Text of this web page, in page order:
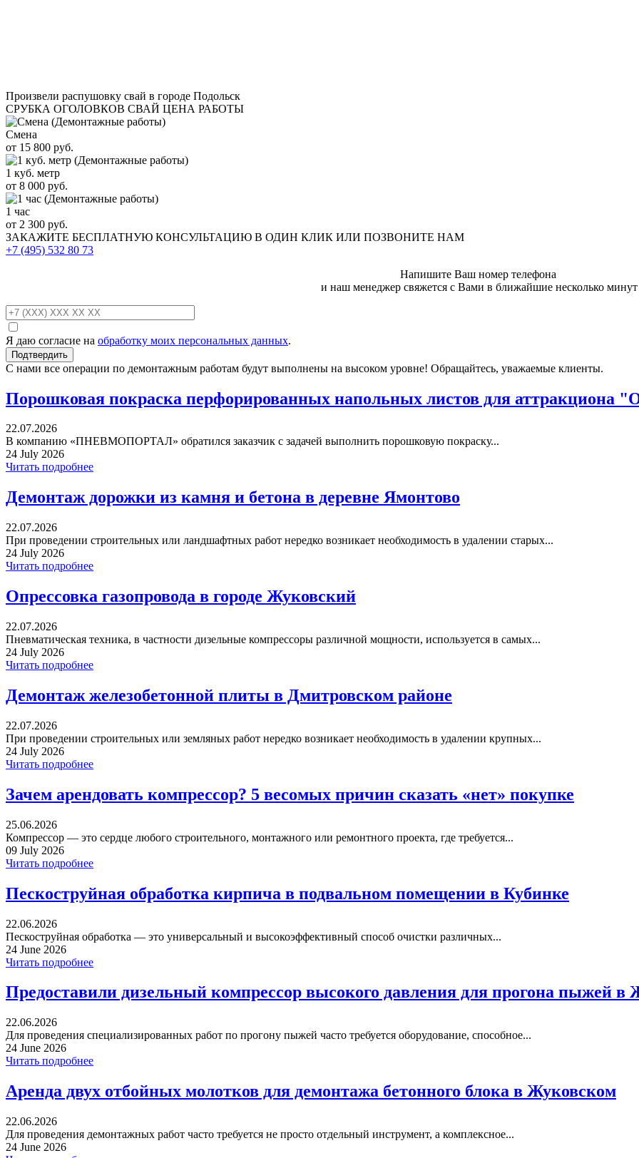
Произвели распушовку свай в городе Подольск
СРУБКА ОГОЛОВКОВ СВАЙ ЦЕНА РАБОТЫ
Смена
от 15 800 руб.
1 куб. метр
от 8 000 руб.
1 час
от 2 300 руб.
ЗАКАЖИТЕ БЕСПЛАТНУЮ КОНСУЛЬТАЦИЮ В ОДИН КЛИК ИЛИ ПОЗВОНИТЕ НАМ
+7 (495) 532 80 73
Напишите Ваш номер телефона
и наш менеджер свяжется с Вами в ближайшие несколько минут
Я даю согласие на обработку моих персональных данных.
С нами все операции по демонтажным работам будут выполнены на высоком уровне! Обращайтесь, уважаемые клиенты.
Порошковая покраска перфорированных напольных листов для аттракциона
22.07.2026
В компанию «ПНЕВМОПОРТАЛ» обратился заказчик с задачей выполнить порошковую покраску...
24 July 2026
Читать подробнее
Демонтаж дорожки из камня и бетона в деревне Ямонтово
22.07.2026
При проведении строительных или ландшафтных работ нередко возникает необходимость в удалении старых...
24 July 2026
Читать подробнее
Опрессовка газопровода в городе Жуковский
22.07.2026
Пневматическая техника, в частности дизельные компрессоры различной мощности, используется в самых...
24 July 2026
Читать подробнее
Демонтаж железобетонной плиты в Дмитровском районе
22.07.2026
При проведении строительных или земляных работ нередко возникает необходимость в удалении крупных...
24 July 2026
Читать подробнее
Зачем арендовать компрессор? 5 весомых причин сказать «нет» покупке
25.06.2026
Компрессор — это сердце любого строительного, монтажного или ремонтного проекта, где требуется...
09 July 2026
Читать подробнее
Пескоструйная обработка кирпича в подвальном помещении в Кубинке
22.06.2026
Пескоструйная обработка — это универсальный и высокоэффективный способ очистки различных...
24 June 2026
Читать подробнее
Предоставили дизельный компрессор высокого давления для прогона пыжей в
22.06.2026
Для проведения специализированных работ по прогону пыжей часто требуется оборудование, способное...
24 June 2026
Читать подробнее
Аренда двух отбойных молотков для демонтажа бетонного блока в Жуковском
22.06.2026
Для проведения демонтажных работ часто требуется не просто отдельный инструмент, а комплексное...
24 June 2026